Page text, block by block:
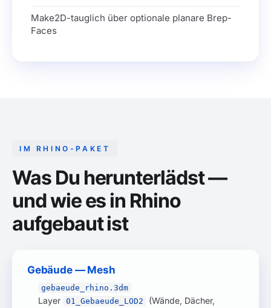
Make2D-tauglich über optionale planare Brep-
Faces
IM RHINO-PAKET
Was Du herunterlädst —
und wie es in Rhino
aufgebaut ist
Gebäude — Mesh
gebaeude_rhino.3dm
Layer 01_Gebaeude_LOD2
(Wände, Dächer,